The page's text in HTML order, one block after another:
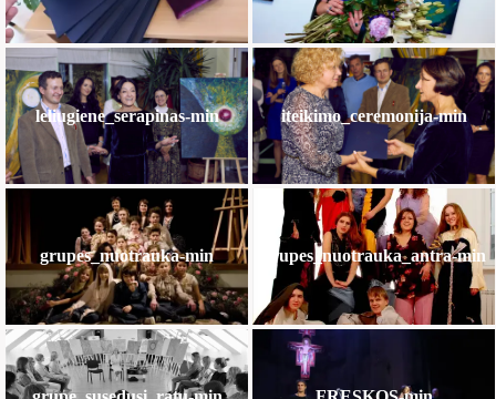
leliugiene_serapinas-min iteikimo_ceremonija-min
grupes_nuotrauka-min grupes_nuotrauka_antra-min